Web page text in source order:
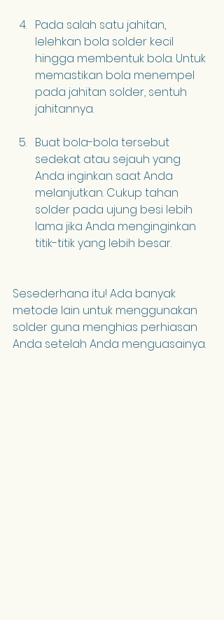
Pada salah satu jahitan,
lelehkan bola solder kecil
hingga membentuk bola. Untuk
memastikan bola menempel
pada jahitan solder, sentuh
jahitannya.
Buat bola-bola tersebut
sedekat atau sejauh yang
Anda inginkan saat Anda
melanjutkan. Cukup tahan
solder pada ujung besi lebih
lama jika Anda menginginkan
titik-titik yang lebih besar.
Sesederhana itu! Ada banyak
metode lain untuk menggunakan
solder guna menghias perhiasan
Anda setelah Anda menguasainya.